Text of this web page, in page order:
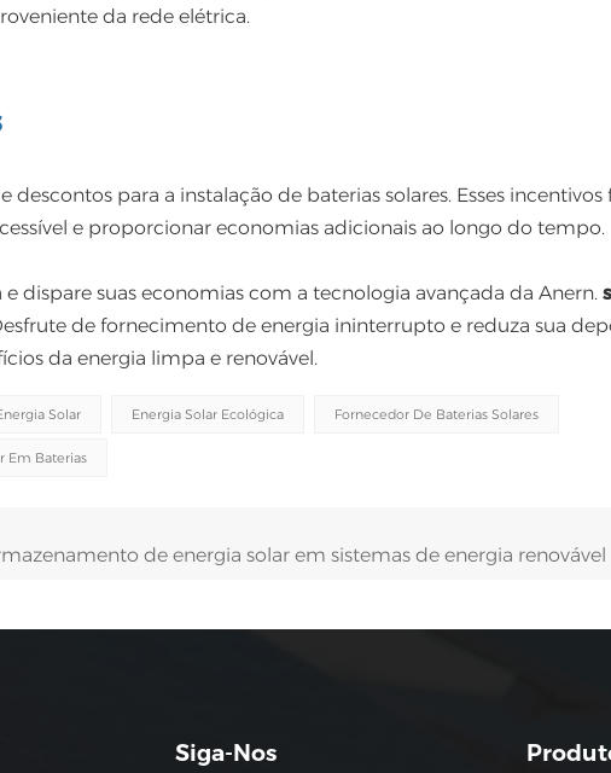
da rede elétrica.
descontos para a instalação de baterias solares. Esses incentivos
e proporcionar economias adicionais ao longo do tempo.
dispare suas economias com a tecnologia avançada da Anern.
de fornecimento de energia ininterrupto e reduza sua
da energia limpa e renovável.
Solar Energia Solar Ecológica Fornecedor De Baterias Solares
Em Baterias
de energia solar em sistemas de energia renovável
Siga-Nos